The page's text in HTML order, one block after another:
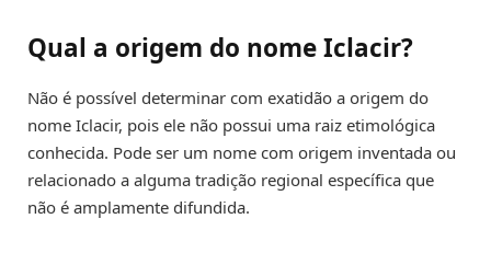
Qual a origem do nome Iclacir?
Não é possível determinar com exatidão a origem do
nome Iclacir, pois ele não possui uma raiz etimológica
conhecida. Pode ser um nome com origem inventada ou
relacionado a alguma tradição regional específica que
não é amplamente difundida.